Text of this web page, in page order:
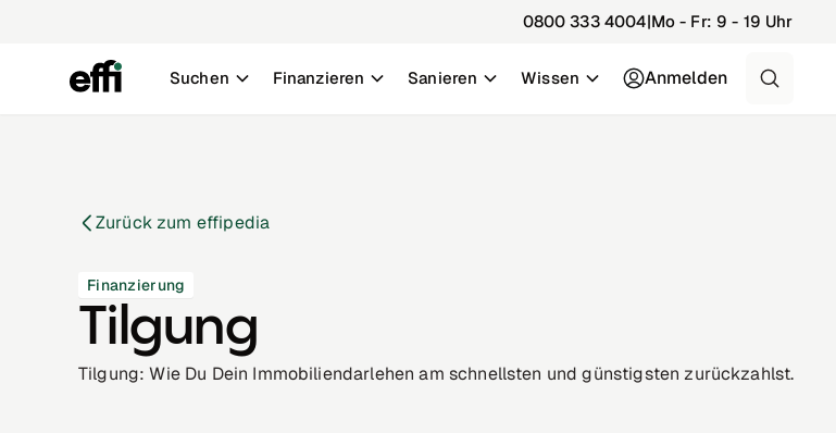
0800 333 4004|Mo - Fr: 9 - 19 Uhr
Suchen Finanzieren Sanieren Wissen Anmelden
Zurück zum effipedia
Finanzierung
Tilgung
Tilgung: Wie Du Dein Immobiliendarlehen am schnellsten und günstigsten zurückzahlst.